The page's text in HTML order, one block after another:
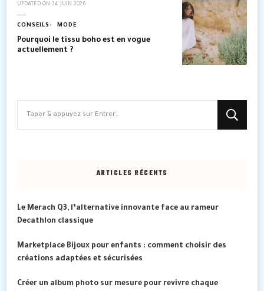
UPDATED ON 24 JUIN 2026
CONSEILS MODE
Pourquoi le tissu boho est en vogue
actuellement ?
ARTICLES RÉCENTS
Le Merach Q3, l’alternative innovante face au rameur
Decathlon classique
Marketplace Bijoux pour enfants : comment choisir des
créations adaptées et sécurisées
Créer un album photo sur mesure pour revivre chaque